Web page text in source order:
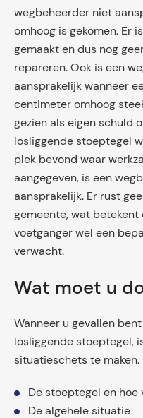
wegbeheerder niet
omhoog is gekomen. Er
gemaakt en dus nog
repareren. Ook is een
aansprakelijk wanneer
centimeter omhoog
gezien als eigen schuld
losliggende stoeptegel
plek bevond waar
aangegeven, is een
aansprakelijk. Er rust
gemeente, wat betekent
voetganger wel een
verwacht.
Wat moet u
Wanneer u gevallen
losliggende stoeptegel,
situatieschets te maken.
De stoeptegel en
De algehele situatie